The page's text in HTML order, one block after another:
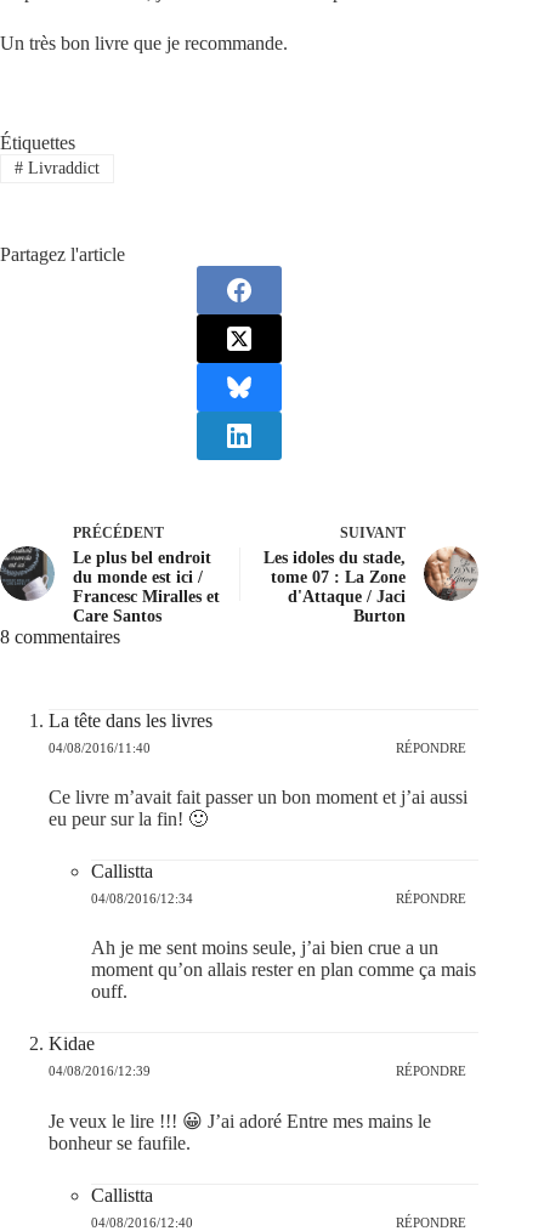
Un très bon livre que je recommande.
Étiquettes
#Livraddict
Partagez l'article
PRÉCÉDENT
Le plus bel endroit
du monde est ici /
Francesc Miralles et
Care Santos
SUIVANT
Les idoles du stade,
tome 07 : La Zone
d'Attaque / Jaci
Burton
8 commentaires
La tête dans les livres
04/08/2016/11:40 RÉPONDRE
Ce livre m’avait fait passer un bon moment et j’ai aussi
eu peur sur la fin! 🙂
Callistta
04/08/2016/12:34 RÉPONDRE
Ah je me sent moins seule, j’ai bien crue a un
moment qu’on allais rester en plan comme ça mais
ouff.
Kidae
04/08/2016/12:39 RÉPONDRE
Je veux le lire !!! 😀 J’ai adoré Entre mes mains le
bonheur se faufile.
Callistta
04/08/2016/12:40 RÉPONDRE